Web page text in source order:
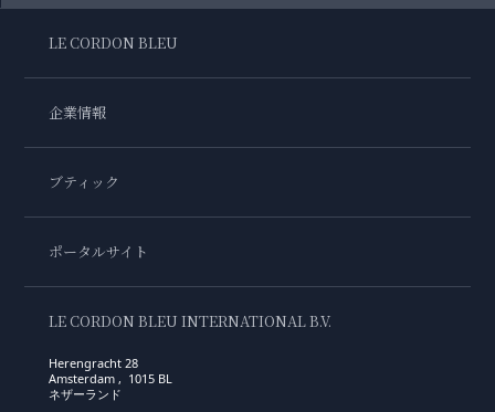
LE CORDON BLEU
企業情報
ブティック
ポータルサイト
LE CORDON BLEU INTERNATIONAL B.V.
Herengracht 28
Amsterdam , 1015 BL
ネザーランド